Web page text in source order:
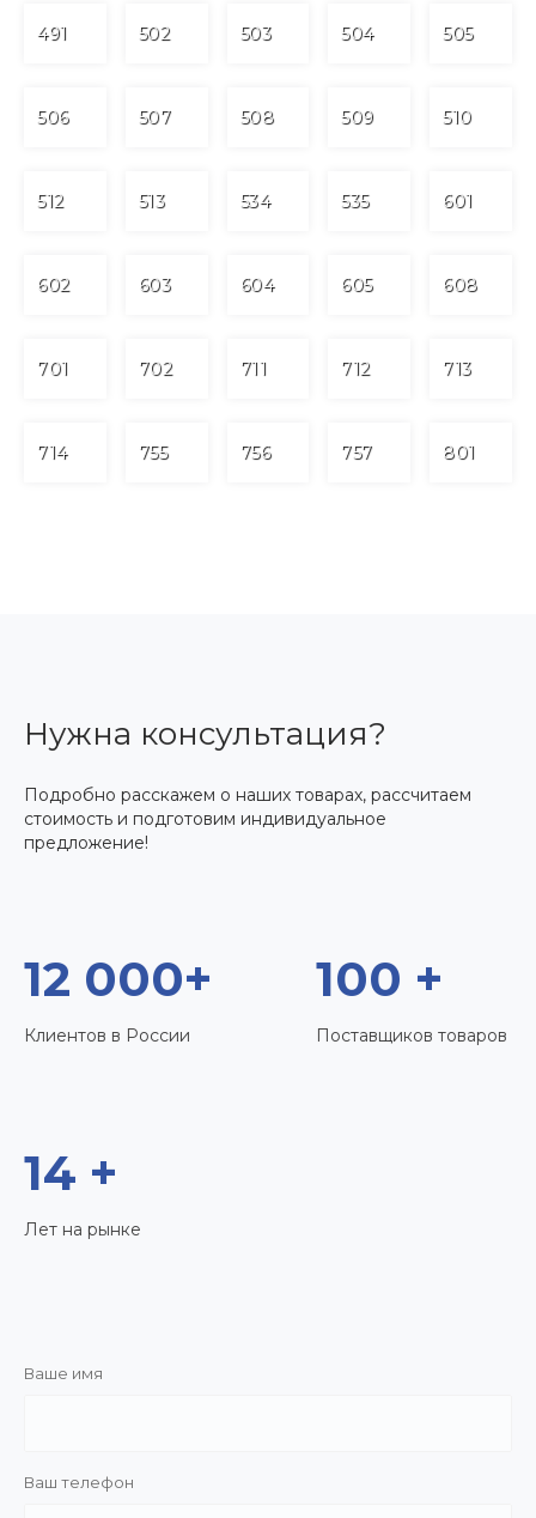
491 502 503 504 505
506 507 508 509 510
512 513 534 535 601
602 603 604 605 608
701 702 711 712 713
714 755 756 757 801
Нужна консультация?
Подробно расскажем о наших товарах, рассчитаем
стоимость и подготовим индивидуальное
предложение!
12 000+
Клиентов в России
100 +
Поставщиков товаров
14 +
Лет на рынке
Ваше имя
Ваш телефон